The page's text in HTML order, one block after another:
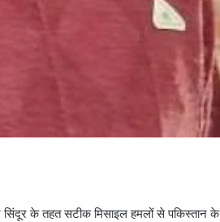
के तहत सटीक मिसाइल हमलों से पकिस्तान के